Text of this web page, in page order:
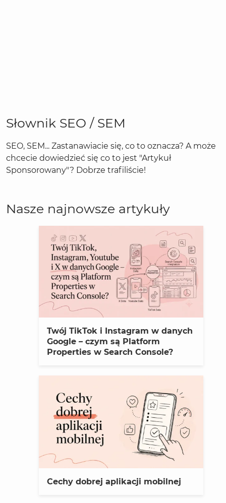
Słownik SEO / SEM
SEO, SEM... Zastanawiacie się, co to oznacza? A może
chcecie dowiedzieć się co to jest "Artykuł
Sponsorowany"? Dobrze trafiliście!
Nasze najnowsze artykuły
Twój TikTok i Instagram w danych
Google – czym są Platform
Properties w Search Console?
Cechy dobrej aplikacji mobilnej